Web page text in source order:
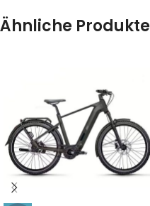
Ähnliche Produkte